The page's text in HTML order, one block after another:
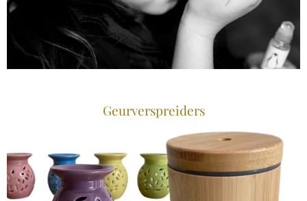
Geurverspreiders